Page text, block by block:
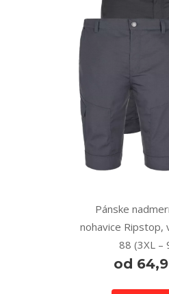
Pánske
nohavice Ripstop,
88 (3XL –
od